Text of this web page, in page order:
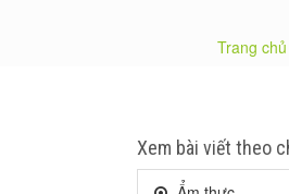
Trang chủ
Xem bài viết theo